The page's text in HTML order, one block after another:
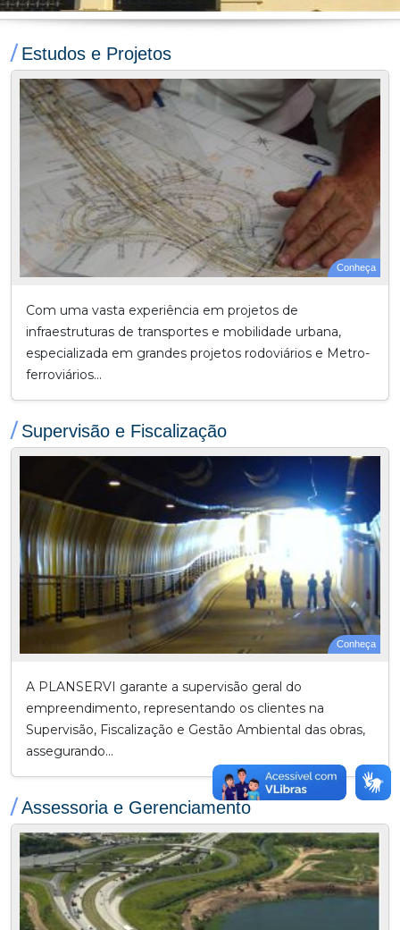
/ Estudos e Projetos
Conheça
Com uma vasta experiência em projetos de
infraestruturas de transportes e mobilidade urbana,
especializada em grandes projetos rodoviários e Metro-
ferroviários...
/ Supervisão e Fiscalização
Conheça
A PLANSERVI garante a supervisão geral do
empreendimento, representando os clientes na
Supervisão, Fiscalização e Gestão Ambiental das obras,
assegurando...
/Assessoria e Gerenciamento